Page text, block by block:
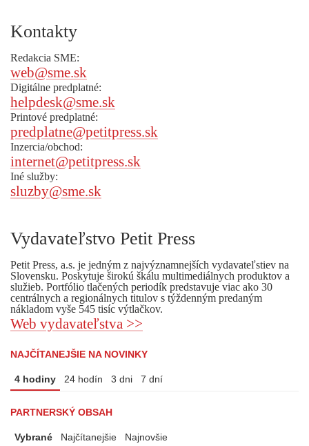
Kontakty
Redakcia SME:
web@sme.sk
Digitálne predplatné:
helpdesk@sme.sk
Printové predplatné:
predplatne@petitpress.sk
Inzercia/obchod:
internet@petitpress.sk
Iné služby:
sluzby@sme.sk
Vydavateľstvo Petit Press
Petit Press, a.s. je jedným z najvýznamnejších vydavateľstiev na
Slovensku. Poskytuje širokú škálu multimediálnych produktov a
služieb. Portfólio tlačených periodík predstavuje viac ako 30
centrálnych a regionálnych titulov s týždenným predaným
nákladom vyše 545 tisíc výtlačkov.
Web vydavateľstva >>
NAJČÍTANEJŠIE NA NOVINKY
4 hodiny 24 hodín 3 dni 7 dní
PARTNERSKÝ OBSAH
Vybrané Najčítanejšie Najnovšie